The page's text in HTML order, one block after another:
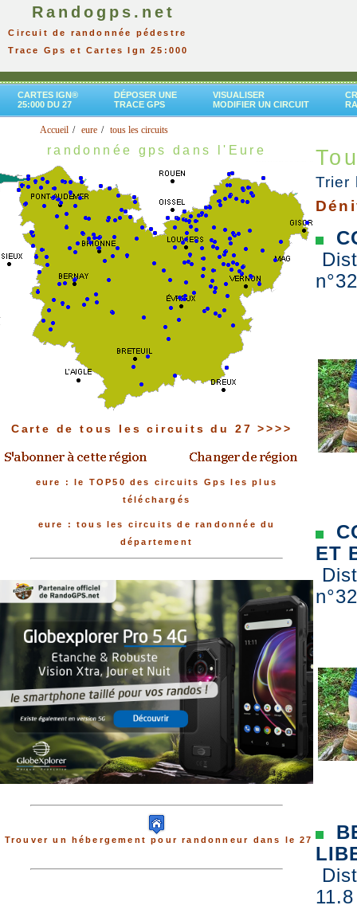
Randogps.net
Circuit de randonnée pédestre
Trace Gps et Cartes Ign 25:000
CARTES IGN®
25:000 DU 27
DÉPOSER UNE
TRACE GPS
VISUALISER
MODIFIER UN CIRCUIT
Accueil eure tous les circuits
randonnée gps dans l'Eure
Carte de tous les circuits du 27 >>>>
eure : le TOP50 des circuits Gps les plus
téléchargés
eure : tous les circuits de randonnée du
département
Trouver un hébergement pour randonneur dans le 27
Trier
ET